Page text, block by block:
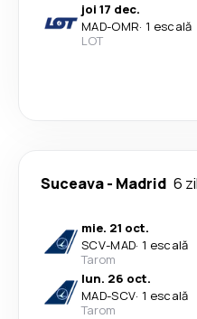
joi 17 dec.
MAD-OMR· 1 escală
LOT
Suceava- Madrid 6
mie. 21 oct.
SCV-MAD· 1 escală
Tarom
lun. 26 oct.
MAD-SCV· 1 escală
Tarom